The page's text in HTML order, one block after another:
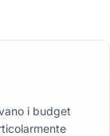
i budget